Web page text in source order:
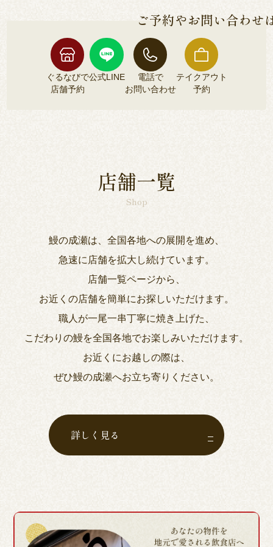
店舗予約
お問い合わせ
予約
ご予約やお問い合わせ
ぐるなびで
店舗予約
公式LINE
電話で
お問い合わせ
テイクアウト
予約
店舗一覧
Shop
鰻の成瀬は、全国各地への展開を進め、
急速に店舗を拡大し続けています。
店舗一覧ページから、
お近くの店舗を簡単にお探しいただけます。
職人が一尾一串丁寧に焼き上げた、
こだわりの鰻を全国各地でお楽しみいただけます。
お近くにお越しの際は、
ぜひ鰻の成瀬へお立ち寄りください。
詳しく見る